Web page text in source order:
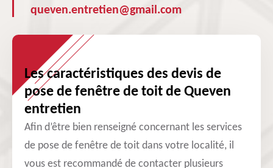
queven.entretien@gmail.com
Les caractéristiques des devis de
pose de fenêtre de toit de Queven
entretien
Afin d’être bien renseigné concernant les services
de pose de fenêtre de toit dans votre localité, il
vous est recommandé de contacter plusieurs